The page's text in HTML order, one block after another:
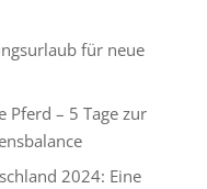
für neue
Pferd – 5 Tage zur
2024: Eine